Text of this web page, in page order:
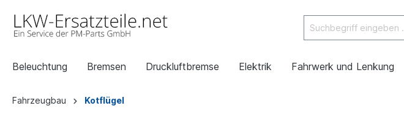
Beleuchtung Bremsen Druckluftbremse Elektrik Fahrwerk und Lenkung
Fahrzeugbau Kotflügel